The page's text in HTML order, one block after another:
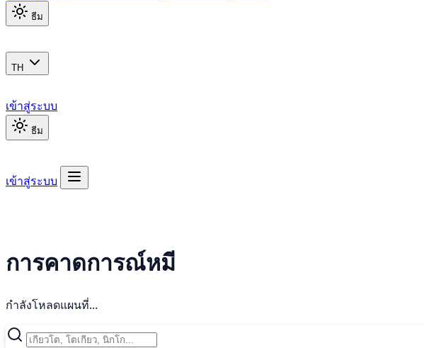
ธีม
TH
เข้าสู่ระบบ
ธีม
เข้าสู่ระบบ
การคาดการณ์หมี
กำลังโหลดแผนที่...